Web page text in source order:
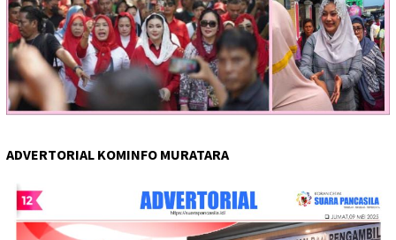
ADVERTORIAL KOMINFO MURATARA